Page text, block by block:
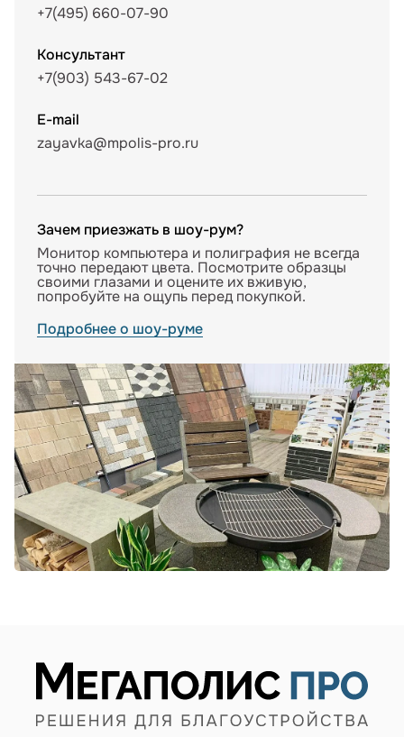
+7(495) 660-07-90
Консультант
+7(903) 543-67-02
E-mail
zayavka@mpolis-pro.ru
Зачем приезжать в шоу-рум?
Монитор компьютера и полиграфия не всегда
точно передают цвета. Посмотрите образцы
своими глазами и оцените их вживую,
попробуйте на ощупь перед покупкой.
Подробнее о шоу-руме